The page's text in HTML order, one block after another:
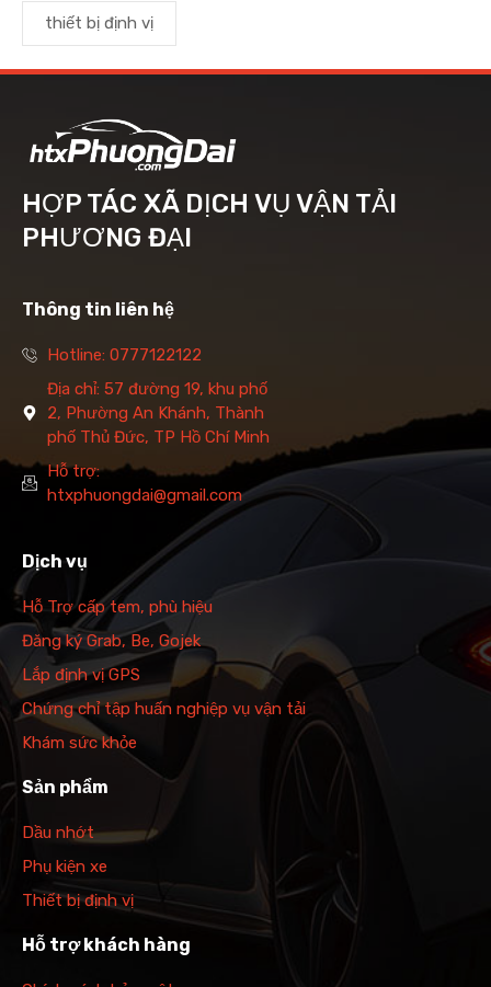
thiết bị định vị
HỢP TÁC XÃ DỊCH VỤ VẬN TẢI
PHƯƠNG ĐẠI
Thông tin liên hệ
Hotline: 0777122122
Địa chỉ: 57 đường 19, khu phố
2, Phường An Khánh, Thành
phố Thủ Đức, TP Hồ Chí Minh
Hỗ trợ:
htxphuongdai@gmail.com
Dịch vụ
Hỗ Trợ cấp tem, phù hiệu
Đăng ký Grab, Be, Gojek
Lắp định vị GPS
Chứng chỉ tập huấn nghiệp vụ vận tải
Khám sức khỏe
Sản phẩm
Dầu nhớt
Phụ kiện xe
Thiết bị định vị
Hỗ trợ khách hàng